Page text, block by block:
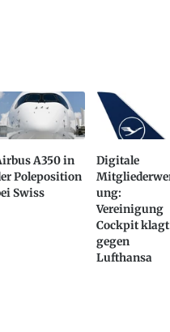
A350 in
Poleposition
Swiss
Digitale
ung:
Vereinigung
Cockpit klagt
gegen
Lufthansa